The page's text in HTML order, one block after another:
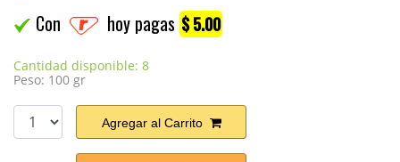
Con hoy pagas $ 5.00
Cantidad disponible: 8
Peso: 100 gr
Agregar al Carrito